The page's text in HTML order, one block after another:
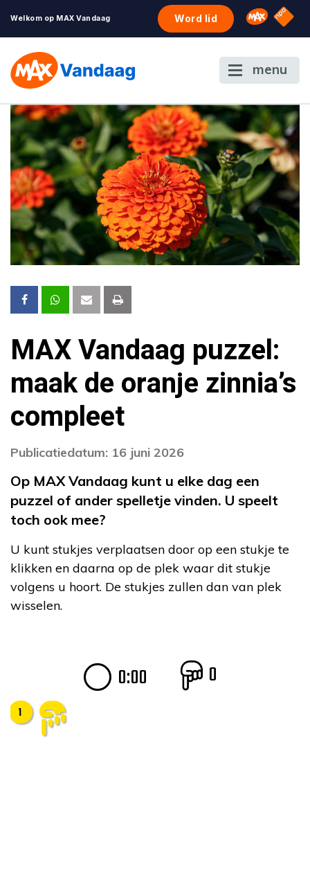
Welkom op MAX Vandaag Word lid Omroep
NPO
menu
MAX Vandaag puzzel:
maak de oranje zinnia’s
compleet
Publicatiedatum: 16 juni 2026
Op MAX Vandaag kunt u elke dag een
puzzel of ander spelletje vinden. U speelt
toch ook mee?
U kunt stukjes verplaatsen door op een stukje te
klikken en daarna op de plek waar dit stukje
volgens u hoort. De stukjes zullen dan van plek
wisselen.